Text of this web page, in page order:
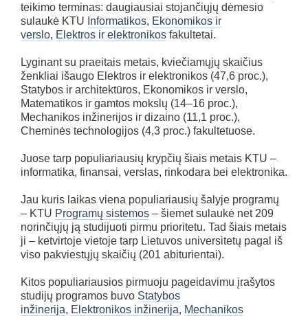
teikimo terminas: daugiausiai stojančiųjų dėmesio
sulaukė KTU Informatikos, Ekonomikos ir
verslo, Elektros ir elektronikos fakultetai.
Lyginant su praeitais metais, kviečiamųjų skaičius
ženkliai išaugo Elektros ir elektronikos (47,6 proc.),
Statybos ir architektūros, Ekonomikos ir verslo,
Matematikos ir gamtos mokslų (14–16 proc.),
Mechanikos inžinerijos ir dizaino (11,1 proc.),
Cheminės technologijos (4,3 proc.) fakultetuose.
Juose tarp populiariausių krypčių šiais metais KTU –
informatika, finansai, verslas, rinkodara bei elektronika.
Jau kuris laikas viena populiariausių šalyje programų
– KTU Programų sistemos – šiemet sulaukė net 209
norinčiųjų ją studijuoti pirmu prioritetu. Tad šiais metais
ji – ketvirtoje vietoje tarp Lietuvos universitetų pagal iš
viso pakviestųjų skaičių (201 abiturientai).
Kitos populiariausios pirmuoju pageidavimu įrašytos
studijų programos buvo Statybos
inžinerija, Elektronikos inžinerija, Mechanikos